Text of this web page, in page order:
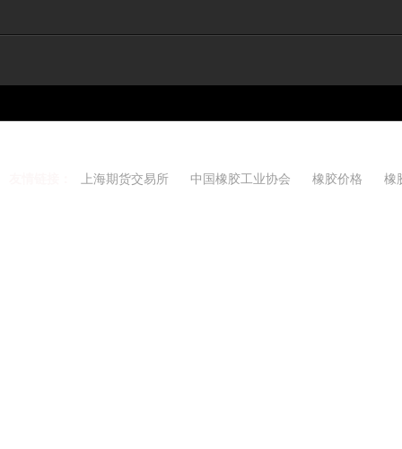
上海期货交易所 中国橡胶工业协会 橡胶价格 橡